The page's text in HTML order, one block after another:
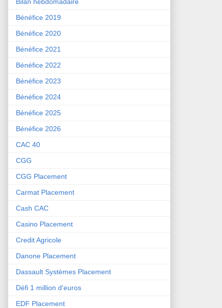
Bénéfice 2019
Bénéfice 2020
Bénéfice 2021
Bénéfice 2022
Bénéfice 2023
Bénéfice 2024
Bénéfice 2025
Bénéfice 2026
CAC 40
CGG
CGG Placement
Carmat Placement
Cash CAC
Casino Placement
Credit Agricole
Danone Placement
Dassault Systèmes Placement
Défi 1 million d'euros
EDF Placement